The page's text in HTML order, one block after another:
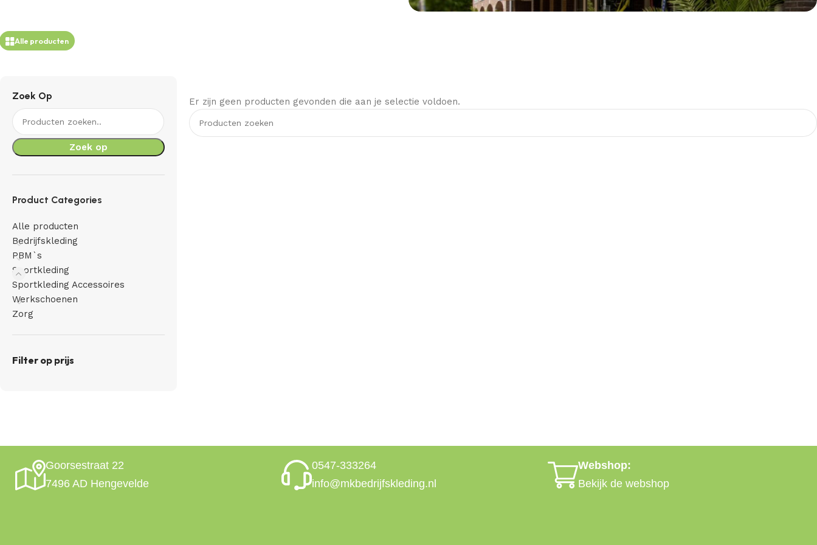
Alle producten
Zoek Op
Zoek op
Product Categories
Alle producten
Bedrijfskleding
PBM`s
Sportkleding
Sportkleding Accessoires
Werkschoenen
Zorg
Filter op prijs
Er zijn geen producten gevonden die aan je selectie voldoen.
Goorsestraat 22
7496 AD Hengevelde
0547-333264
info@mkbedrijfskleding.nl
Webshop:
Bekijk de webshop